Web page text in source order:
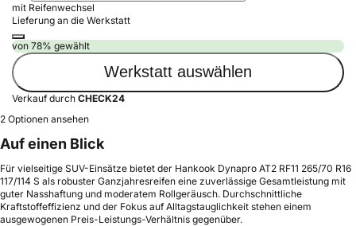
mit Reifenwechsel
Lieferung an die Werkstatt
von 78% gewählt
Werkstatt auswählen
Verkauf durch CHECK24
2 Optionen ansehen
Auf einen Blick
Für vielseitige SUV-Einsätze bietet der Hankook Dynapro AT2 RF11 265/70 R16
117/114 S als robuster Ganzjahresreifen eine zuverlässige Gesamtleistung mit
guter Nasshaftung und moderatem Rollgeräusch. Durchschnittliche
Kraftstoffeffizienz und der Fokus auf Alltagstauglichkeit stehen einem
ausgewogenen Preis-Leistungs-Verhältnis gegenüber.